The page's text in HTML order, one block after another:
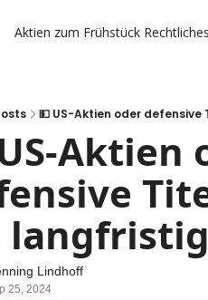
Aktien zum Frühstück Rechtliches
💵 US-Aktien oder
Aktien
Lindhoff
25, 2024